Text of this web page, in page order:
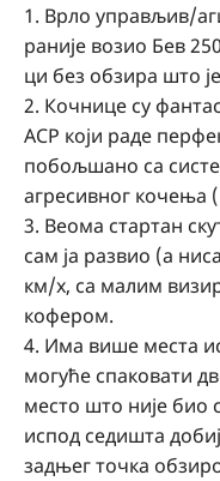
1. Врло управљив/
раније возио Бев
ци без обзира што
2. Кочнице су
АСР који раде
побољшано са
агресивног кочења
3. Веома стартан
сам ја развио (а
км/х, са малим
кофером.
4. Има више места
могуће спаковати
место што није био
испод седишта
задњег точка